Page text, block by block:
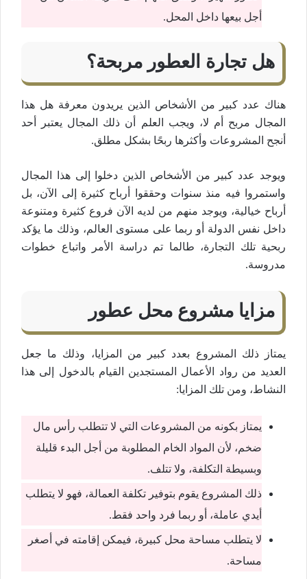
أجل بيعها داخل المحل.
هل تجارة العطور مربحة؟
هناك عدد كبير من الأشخاص الذين يريدون معرفة هل هذا
المجال مربح أم لا، ويجب العلم أن ذلك المجال يعتبر أحد
أنجح المشروعات وأكثرها ربحًا بشكل مطلق.
ويوجد عدد كبير من الأشخاص الذين دخلوا إلى هذا المجال
واستمروا فيه منذ سنوات وحققوا أرباح كثيرة إلى الآن، بل
أرباح خيالية، ويوجد منهم من لديه الآن فروع كثيرة ومتنوعة
داخل نفس الدولة أو ربما على مستوى العالم، وذلك ما يؤكد
ربحية تلك التجارة، طالما تم دراسة الأمر واتباع خطوات
مدروسة.
مزايا مشروع محل عطور
يمتاز ذلك المشروع بعدد كبير من المزايا، وذلك ما جعل
العديد من رواد الأعمال المستجدين القيام بالدخول إلى هذا
النشاط، ومن تلك المزايا:
يمتاز بكونه من المشروعات التي لا تتطلب رأس مال
ضخم، لأن المواد الخام المطلوبة من أجل البدء قليلة
وبسيطة التكلفة، ولا تتلف.
ذلك المشروع يقوم بتوفير تكلفة العمالة، فهو لا يتطلب
أيدي عاملة، أو ربما فرد واحد فقط.
لا يتطلب مساحة محل كبيرة، فيمكن إقامته في أصغر
مساحة.